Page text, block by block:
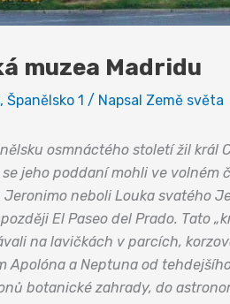
muzea Madridu
, Španělsko 1 / Napsal Země světa
osmnáctého století žil
jeho poddaní mohli ve volném
Jeronimo neboli Louka svatého
El Paseo del Prado. Tato
na lavičkách v parcích,
Apolóna a Neptuna od
botanické zahrady, do